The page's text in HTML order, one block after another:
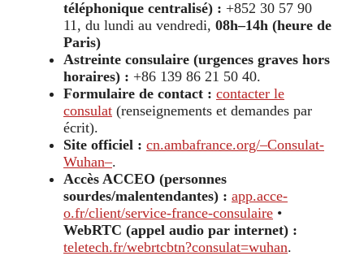
téléphonique centralisé) : +852 30 57 90
11, du lundi au vendredi, 08h–14h (heure de
Paris)
Astreinte consulaire (urgences graves hors
horaires) : +86 139 86 21 50 40.
Formulaire de contact : contacter le
consulat (renseignements et demandes par
écrit).
Site officiel : cn.ambafrance.org/–Consulat-
Wuhan–.
Accès ACCEO (personnes
sourdes/malentendantes) : app.acce-
o.fr/client/service-france-consulaire •
WebRTC (appel audio par internet) :
teletech.fr/webrtcbtn?consulat=wuhan.